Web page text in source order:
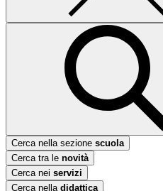
Cerca nella sezione scuola
Cerca tra le novità
Cerca nei servizi
Cerca nella didattica